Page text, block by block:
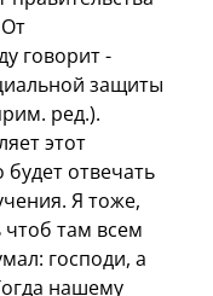
говорит -
защиты
ред.).
этот
отвечать
Я тоже,
чтоб там всем
господи, а
нашему